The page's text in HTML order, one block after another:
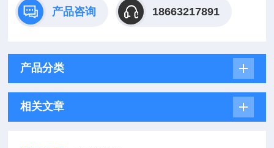
产品咨询 18663217891
产品分类
相关文章